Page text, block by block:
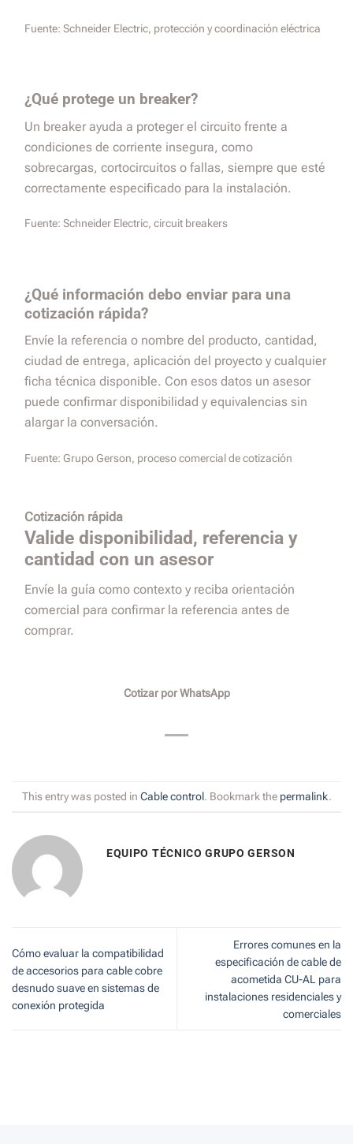
Fuente: Schneider Electric, protección y coordinación eléctrica
¿Qué protege un breaker?
Un breaker ayuda a proteger el circuito frente a
condiciones de corriente insegura, como
sobrecargas, cortocircuitos o fallas, siempre que esté
correctamente especificado para la instalación.
Fuente: Schneider Electric, circuit breakers
¿Qué información debo enviar para una
cotización rápida?
Envíe la referencia o nombre del producto, cantidad,
ciudad de entrega, aplicación del proyecto y cualquier
ficha técnica disponible. Con esos datos un asesor
puede confirmar disponibilidad y equivalencias sin
alargar la conversación.
Fuente: Grupo Gerson, proceso comercial de cotización
Cotización rápida
Valide disponibilidad, referencia y
cantidad con un asesor
Envíe la guía como contexto y reciba orientación
comercial para confirmar la referencia antes de
comprar.
Cotizar por WhatsApp
This entry was posted in Cable control. Bookmark the permalink.
EQUIPO TÉCNICO GRUPO GERSON
Cómo evaluar la compatibilidad
de accesorios para cable cobre
desnudo suave en sistemas de
conexión protegida
Errores comunes en la
especificación de cable de
acometida CU-AL para
instalaciones residenciales y
comerciales